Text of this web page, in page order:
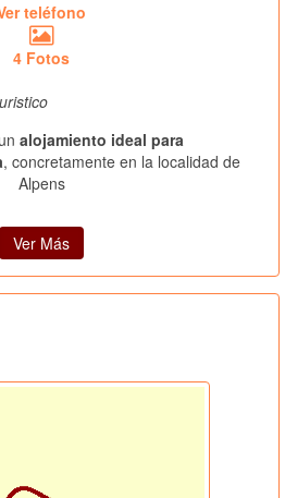
teléfono
4 Fotos
alojamiento ideal para
, concretamente en la localidad de
Alpens
Ver Más